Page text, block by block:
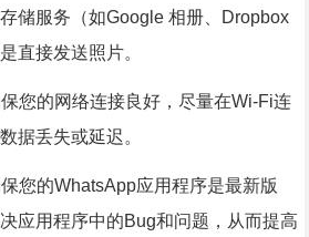
储服务（如Google 相册、Dropbox
直接发送照片。
您的网络连接良好，尽量在Wi-Fi连
据丢失或延迟。
您的WhatsApp应用程序是最新版
应用程序中的Bug和问题，从而提高